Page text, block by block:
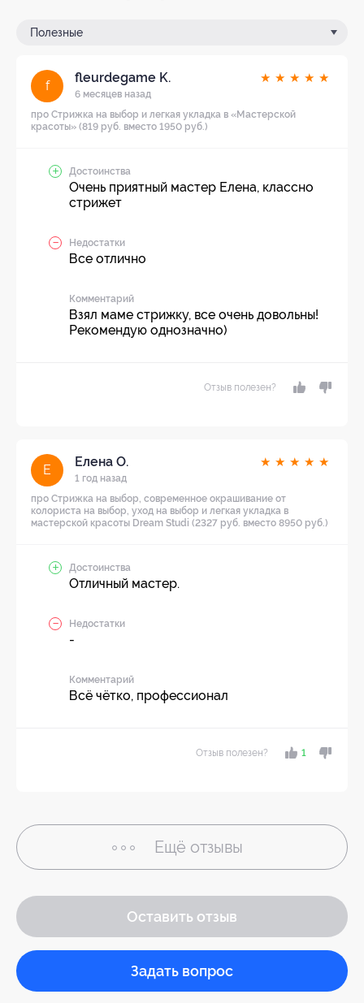
Полезные
f
fleurdegame K.
6 месяцев назад
★ ★ ★ ★ ★
про Стрижка на выбор и легкая укладка в «Мастерской
красоты» (819 руб. вместо 1950 руб.)
Достоинства
Очень приятный мастер Елена, классно
стрижет
Недостатки
Все отлично
Комментарий
Взял маме стрижку, все очень довольны!
Рекомендую однозначно)
Отзыв полезен?
Е
Елена О.
1 год назад
★ ★ ★ ★ ★
про Стрижка на выбор, современное окрашивание от
колориста на выбор, уход на выбор и легкая укладка в
мастерской красоты Dream Studi (2327 руб. вместо 8950 руб.)
Достоинства
Отличный мастер.
Недостатки
-
Комментарий
Всё чётко, профессионал
Отзыв полезен? 1
Ещё отзывы
Оставить отзыв
Задать вопрос